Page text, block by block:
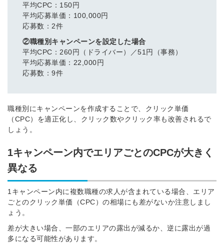
平均CPC：150円
平均応募単価：100,000円
応募数：2件
②職種別キャンペーンを設定した場合
平均CPC：260円（ドライバー）／51円（事務）
平均応募単価：22,000円
応募数：9件
職種別にキャンペーンを作成することで、クリック単価
（CPC）を適正化し、クリック数やクリック率も改善されるで
しょう。
1キャンペーン内でエリアごとのCPCが大きく
異なる
1キャンペーン内に複数職種の求人が含まれている場合、エリア
ごとのクリック単価（CPC）の相場にも差がないか注意しまし
ょう。
差が大きい場合、一部のエリアの露出が減るか、逆に露出が過
多になる可能性があります。